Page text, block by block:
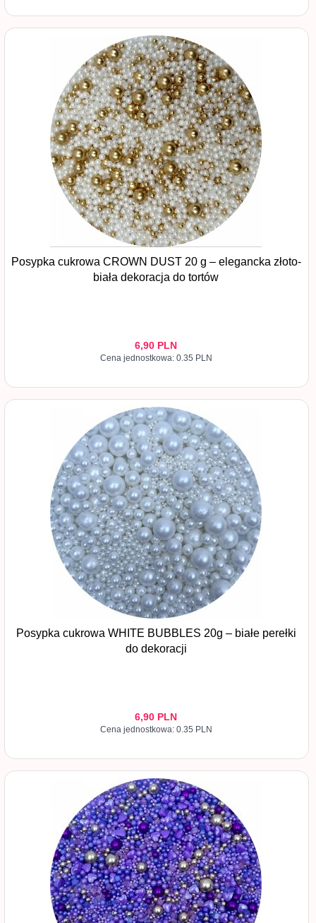
Posypka cukrowa CROWN DUST 20 g – elegancka złoto-
biała dekoracja do tortów
6,90 PLN
Cena jednostkowa: 0.35 PLN
Posypka cukrowa WHITE BUBBLES 20g – białe perełki
do dekoracji
6,90 PLN
Cena jednostkowa: 0.35 PLN